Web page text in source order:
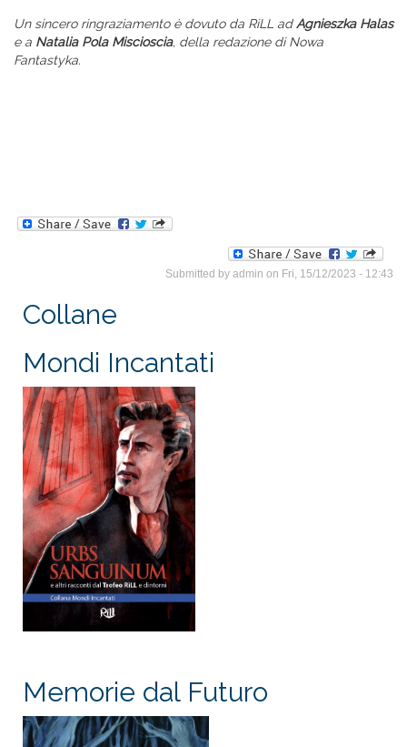
Un sincero ringraziamento è dovuto da RiLL adAgnieszka Halas
e a Natalia Pola Miscioscia, della redazione di Nowa
Fantastyka.
Submitted by admin on Fri, 15/12/2023 - 12:43
Collane
Mondi Incantati
Memorie dal Futuro